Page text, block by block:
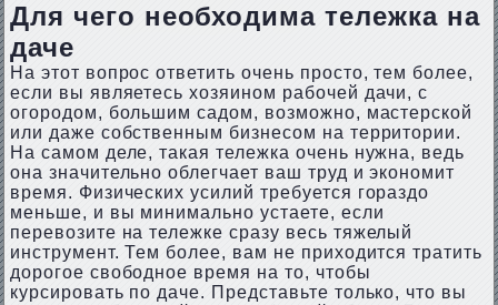
Для чего необходима тележка на
даче
На этот вопрос ответить очень просто, тем более,
если вы являетесь хозяином рабочей дачи, с
огородом, большим садом, возможно, мастерской
или даже собственным бизнесом на территории.
На самом деле, такая тележка очень нужна, ведь
она значительно облегчает ваш труд и экономит
время. Физических усилий требуется гораздо
меньше, и вы минимально устаете, если
перевозите на тележке сразу весь тяжелый
инструмент. Тем более, вам не приходится тратить
дорогое свободное время на то, чтобы
курсировать по даче. Представьте только, что вы